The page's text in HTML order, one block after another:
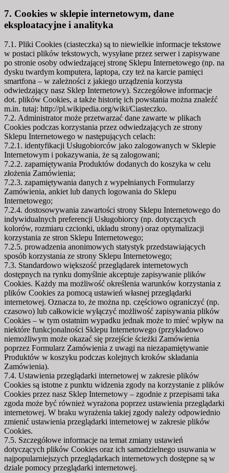
7. Cookies w sklepie internetowym, dane
eksploatacyjne i analityka
7.1. Pliki Cookies (ciasteczka) są to niewielkie informacje tekstowe
w postaci plików tekstowych, wysyłane przez serwer i zapisywane
po stronie osoby odwiedzającej stronę Sklepu Internetowego (np. na
dysku twardym komputera, laptopa, czy też na karcie pamięci
smartfona – w zależności z jakiego urządzenia korzysta
odwiedzający nasz Sklep Internetowy). Szczegółowe informacje
dot. plików Cookies, a także historię ich powstania można znaleźć
m.in. tutaj: http://pl.wikipedia.org/wiki/Ciasteczko.
7.2. Administrator może przetwarzać dane zawarte w plikach
Cookies podczas korzystania przez odwiedzających ze strony
Sklepu Internetowego w następujących celach:
7.2.1. identyfikacji Usługobiorców jako zalogowanych w Sklepie
Internetowym i pokazywania, że są zalogowani;
7.2.2. zapamiętywania Produktów dodanych do koszyka w celu
złożenia Zamówienia;
7.2.3. zapamiętywania danych z wypełnianych Formularzy
Zamówienia, ankiet lub danych logowania do Sklepu
Internetowego;
7.2.4. dostosowywania zawartości strony Sklepu Internetowego do
indywidualnych preferencji Usługobiorcy (np. dotyczących
kolorów, rozmiaru czcionki, układu strony) oraz optymalizacji
korzystania ze stron Sklepu Internetowego;
7.2.5. prowadzenia anonimowych statystyk przedstawiających
sposób korzystania ze strony Sklepu Internetowego;
7.3. Standardowo większość przeglądarek internetowych
dostępnych na rynku domyślnie akceptuje zapisywanie plików
Cookies. Każdy ma możliwość określenia warunków korzystania z
plików Cookies za pomocą ustawień własnej przeglądarki
internetowej. Oznacza to, że można np. częściowo ograniczyć (np.
czasowo) lub całkowicie wyłączyć możliwość zapisywania plików
Cookies – w tym ostatnim wypadku jednak może to mieć wpływ na
niektóre funkcjonalności Sklepu Internetowego (przykładowo
niemożliwym może okazać się przejście ścieżki Zamówienia
poprzez Formularz Zamówienia z uwagi na niezapamiętywanie
Produktów w koszyku podczas kolejnych kroków składania
Zamówienia).
7.4. Ustawienia przeglądarki internetowej w zakresie plików
Cookies są istotne z punktu widzenia zgody na korzystanie z plików
Cookies przez nasz Sklep Internetowy – zgodnie z przepisami taka
zgoda może być również wyrażona poprzez ustawienia przeglądarki
internetowej. W braku wyrażenia takiej zgody należy odpowiednio
zmienić ustawienia przeglądarki internetowej w zakresie plików
Cookies.
7.5. Szczegółowe informacje na temat zmiany ustawień
dotyczących plików Cookies oraz ich samodzielnego usuwania w
najpopularniejszych przeglądarkach internetowych dostępne są w
dziale pomocy przeglądarki internetowej.